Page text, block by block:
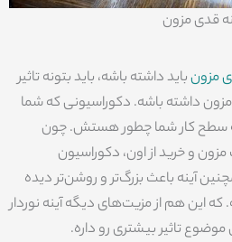
قدی مزون
مزونباید داشته باشه، باید بتونه تاثیر
داشته باشه. دکوراسیونی که شما
سطح کار شما چطور هستش. چون
و خرید از اون، دکوراسیون
آینه باعث بزرگ‌تر و روشن‌تر دیده
هم از مزیت‌های دیگه آینه نوردار
تاثیر بیشتری رو داره.